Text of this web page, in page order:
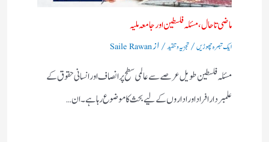
ماضی تا حال، مسئلہ فلسطین اور جامعہ ملیہ
ایک تبصرہ چھوڑیں/تجزیہ و تنقید/ ازSaile Rawan
مسئلہ فلسطین طویل عرصے سے عالمی سطح پر انصاف اور انسانی حقوق کے
علمبردار افراد اور اداروں کے لیے بحث کا موضوع رہا ہے۔ ان…